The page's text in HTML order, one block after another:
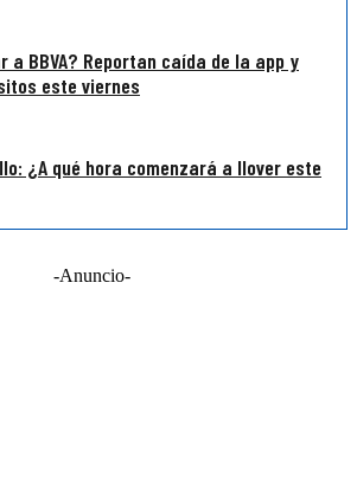
a BBVA? Reportan caída de la app y
este viernes
¿A qué hora comenzará a llover este
-Anuncio-